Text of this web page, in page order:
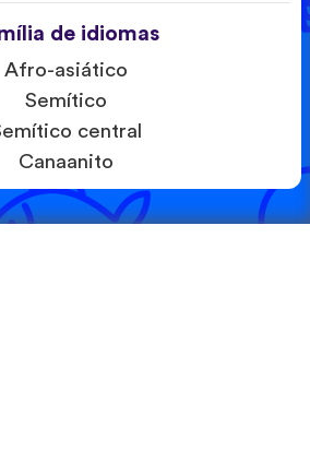
de idiomas
Afro-asiático
Semítico
central
Canaanito